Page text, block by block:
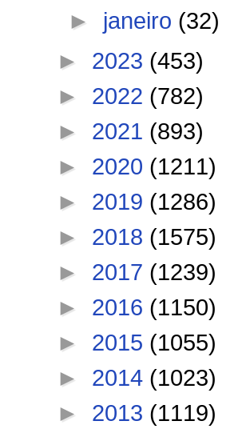
► janeiro (32)
► 2023 (453)
► 2022 (782)
► 2021 (893)
► 2020 (1211)
► 2019 (1286)
► 2018 (1575)
► 2017 (1239)
► 2016 (1150)
► 2015 (1055)
► 2014 (1023)
► 2013 (1119)